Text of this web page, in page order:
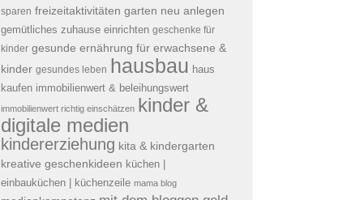
sparen freizeitaktivitäten garten neu anlegen
gemütliches zuhause einrichten geschenke für
kinder gesunde ernährung für erwachsene &
kinder gesundes leben hausbau haus
kaufen immobilienwert & beleihungswert
immobilienwert richtig einschätzen kinder &
digitale medien
kindererziehung kita & kindergarten
kreative geschenkideen küchen |
einbauküchen | küchenzeile mama blog